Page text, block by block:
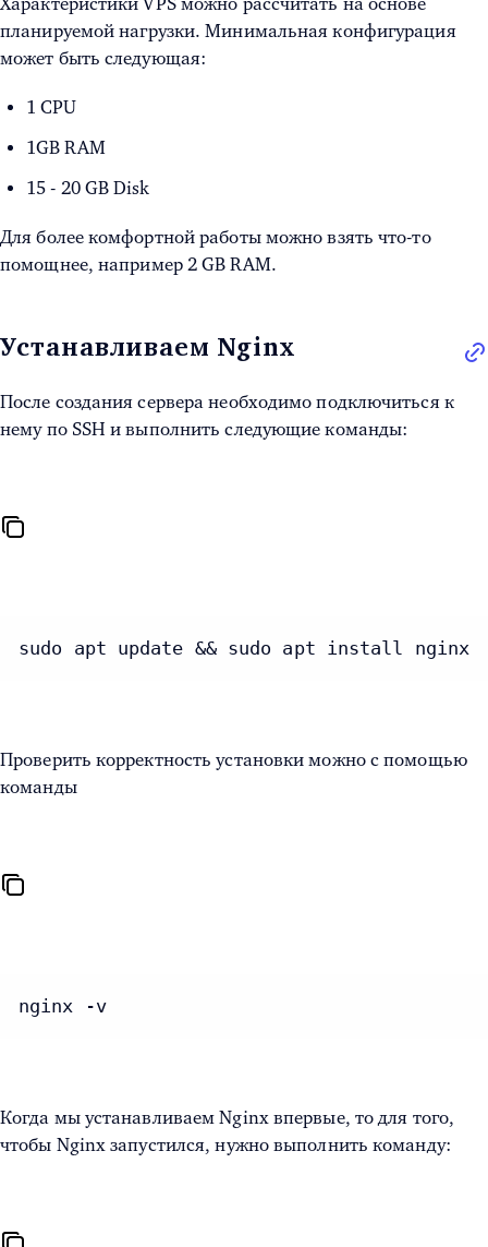
планируемой нагрузки. Минимальная конфигурация
может быть следующая:
1 CPU
1GB RAM
15 - 20 GB Disk
Для более комфортной работы можно взять что-то
помощнее, например 2 GB RAM.
Устанавливаем Nginx
После создания сервера необходимо подключиться к
нему по SSH и выполнить следующие команды:
sudo apt update && sudo apt install nginx
Проверить корректность установки можно с помощью
команды
nginx -v
Когда мы устанавливаем Nginx впервые, то для того,
чтобы Nginx запустился, нужно выполнить команду: